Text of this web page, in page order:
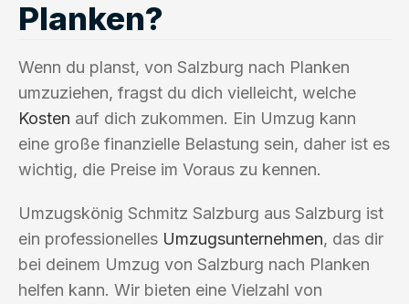
Planken?
Wenn du planst, von Salzburg nach Planken
umzuziehen, fragst du dich vielleicht, welche
Kosten auf dich zukommen. Ein Umzug kann
eine große finanzielle Belastung sein, daher ist es
wichtig, die Preise im Voraus zu kennen.
Umzugskönig Schmitz Salzburg aus Salzburg ist
ein professionelles Umzugsunternehmen, das dir
bei deinem Umzug von Salzburg nach Planken
helfen kann. Wir bieten eine Vielzahl von